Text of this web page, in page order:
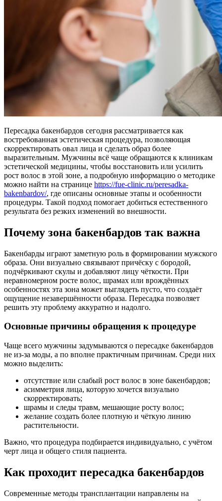
Пересадка бакенбардов сегодня рассматривается как
востребованная эстетическая процедура, позволяющая
скорректировать овал лица и сделать образ более
выразительным. Мужчины всё чаще обращаются к клиникам
эстетической медицины, чтобы восстановить или усилить
рост волос в этой зоне, а подробную информацию о методике
можно найти на странице https://fue-clinic.ru/peresadka-
bakenbardov/, где описаны основные этапы и особенности
процедуры. Такой подход помогает добиться естественного
результата без резких изменений во внешности.
Почему зона бакенбардов так важна
Бакенбарды играют заметную роль в формировании мужского
образа. Они визуально связывают причёску с бородой,
подчёркивают скулы и добавляют лицу чёткости. При
неравномерном росте волос, шрамах или врождённых
особенностях эта зона может выглядеть пусто, что создаёт
ощущение незавершённости образа. Пересадка позволяет
решить эту проблему аккуратно и надолго.
Основные причины обращения к процедуре
Чаще всего мужчины задумываются о пересадке бакенбардов
не из-за моды, а по вполне практичным причинам. Среди них
можно выделить:
отсутствие или слабый рост волос в зоне бакенбардов;
асимметрия лица, которую хочется визуально
скорректировать;
шрамы и следы травм, мешающие росту волос;
желание создать более плотную и чёткую линию
растительности.
Важно, что процедура подбирается индивидуально, с учётом
черт лица и общего стиля пациента.
Как проходит пересадка бакенбардов
Современные методы трансплантации направлены на